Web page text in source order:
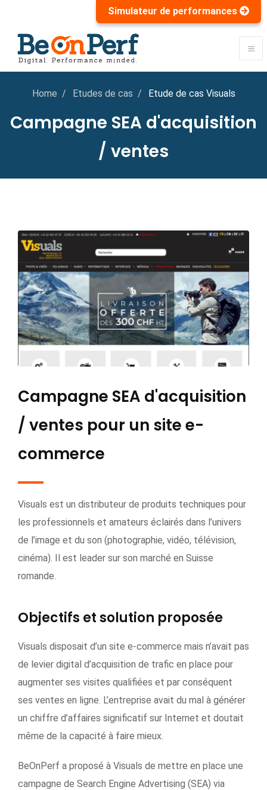
Simulateur de performances
Home Etudes de cas Etude de cas Visuals
Campagne SEA d'acquisition
/ ventes
Campagne SEA d'acquisition
/ ventes pour un site e-
commerce
Visuals est un distributeur de produits techniques pour
les professionnels et amateurs éclairés dans l’univers
de l’image et du son (photographie, vidéo, télévision,
cinéma). Il est leader sur son marché en Suisse
romande.
Objectifs et solution proposée
Visuals disposait d’un site e-commerce mais n’avait pas
de levier digital d’acquisition de trafic en place pour
augmenter ses visites qualifiées et par conséquent
ses ventes en ligne. L’entreprise avait du mal à générer
un chiffre d’affaires significatif sur Internet et doutait
même de la capacité à faire mieux.
BeOnPerf a proposé à Visuals de mettre en place une
campagne de Search Engine Advertising (SEA) via